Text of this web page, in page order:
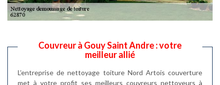
Couvreur à Gouy Saint Andre : votre
meilleur allié
L’entreprise de nettoyage toiture Nord Artois couverture
met à votre profit ses meilleurs couvreurs nettoyeurs à